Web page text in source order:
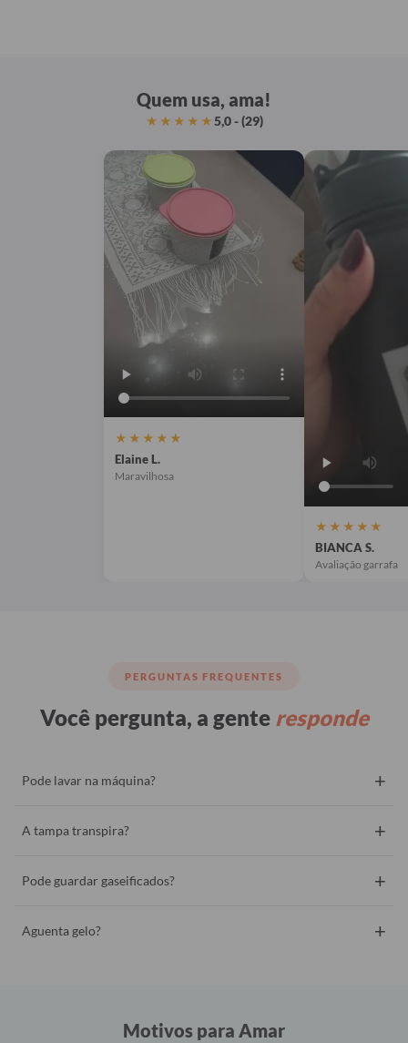
Quem usa, ama!
★★★★★5,0 - (29)
★★★★★
Elaine L.
Maravilhosa
★★★★★
BIANCA S.
Avaliação garrafa
PERGUNTAS FREQUENTES
Você pergunta, a gente responde
Pode lavar na máquina? +
A tampa transpira? +
Pode guardar gaseificados? +
Aguenta gelo? +
Motivos para Amar